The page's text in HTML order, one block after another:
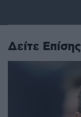
Δείτε Επίσης